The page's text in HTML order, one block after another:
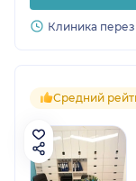
Клиника
Средний